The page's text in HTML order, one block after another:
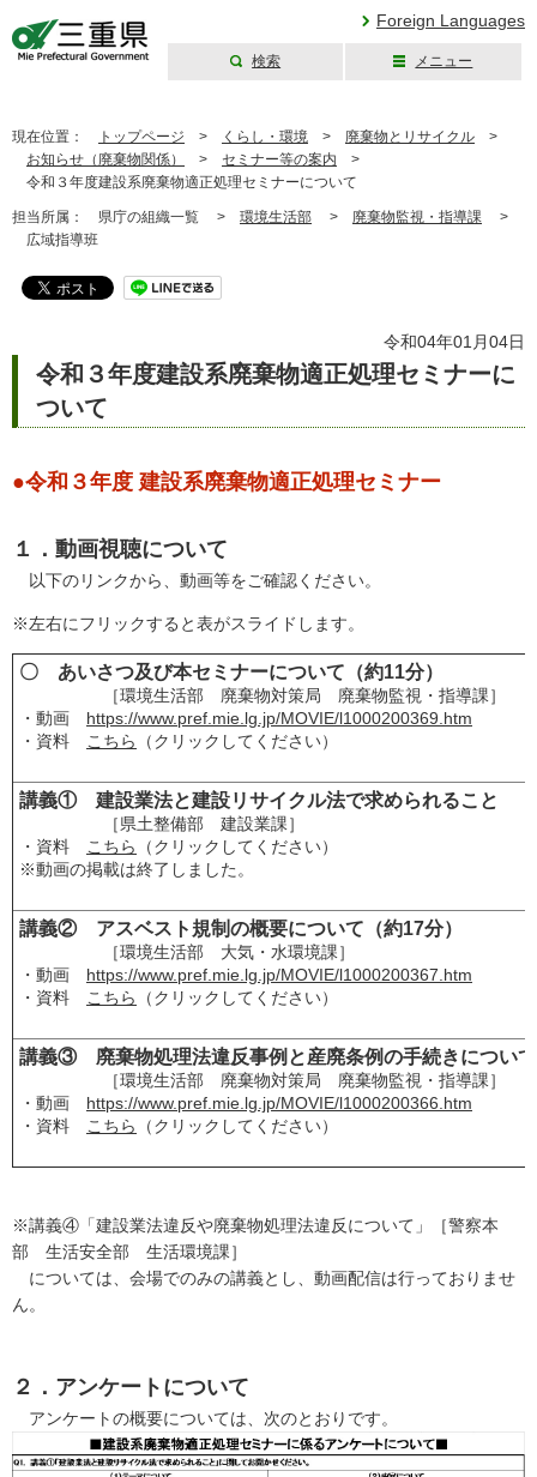
Foreign Languages
検索 メニュー
現在位置： トップページ > くらし・環境 > 廃棄物とリサイクル >
お知らせ（廃棄物関係）
> セミナー等の案内 >
令和３年度建設系廃棄物適正処理セミナーについて
担当所属： 県庁の組織一覧 > 環境生活部 > 廃棄物監視・指導課 >
広域指導班
令和04年01月04日
令和３年度建設系廃棄物適正処理セミナーに
ついて
●令和３年度 建設系廃棄物適正処理セミナー
１．動画視聴について
以下のリンクから、動画等をご確認ください。
※左右にフリックすると表がスライドします。
〇 あいさつ及び本セミナーについて（約11分）
［環境生活部 廃棄物対策局 廃棄物監視・指導課］
・動画 https://www.pref.mie.lg.jp/MOVIE/l1000200369.htm
・資料
こちら （クリックしてください）
講義① 建設業法と建設リサイクル法で求められること
［県土整備部 建設業課］
・資料
こちら
（クリックしてください）
※動画の掲載は終了しました。
講義② アスベスト規制の概要について（約17分）
［環境生活部 大気・水環境課］
・動画 https://www.pref.mie.lg.jp/MOVIE/l1000200367.htm
・資料
こちら （クリックしてください）
講義③ 廃棄物処理法違反事例と産廃条例の手続きについ
［環境生活部 廃棄物対策局 廃棄物監視・指導課］
・動画 https://www.pref.mie.lg.jp/MOVIE/l1000200366.htm
・資料
こちら （クリックしてください）
※講義④「建設業法違反や廃棄物処理法違反について」［警察本
部 生活安全部 生活環境課］
については、会場でのみの講義とし、動画配信は行っておりませ
ん。
２．アンケートについて
アンケートの概要については、次のとおりです。